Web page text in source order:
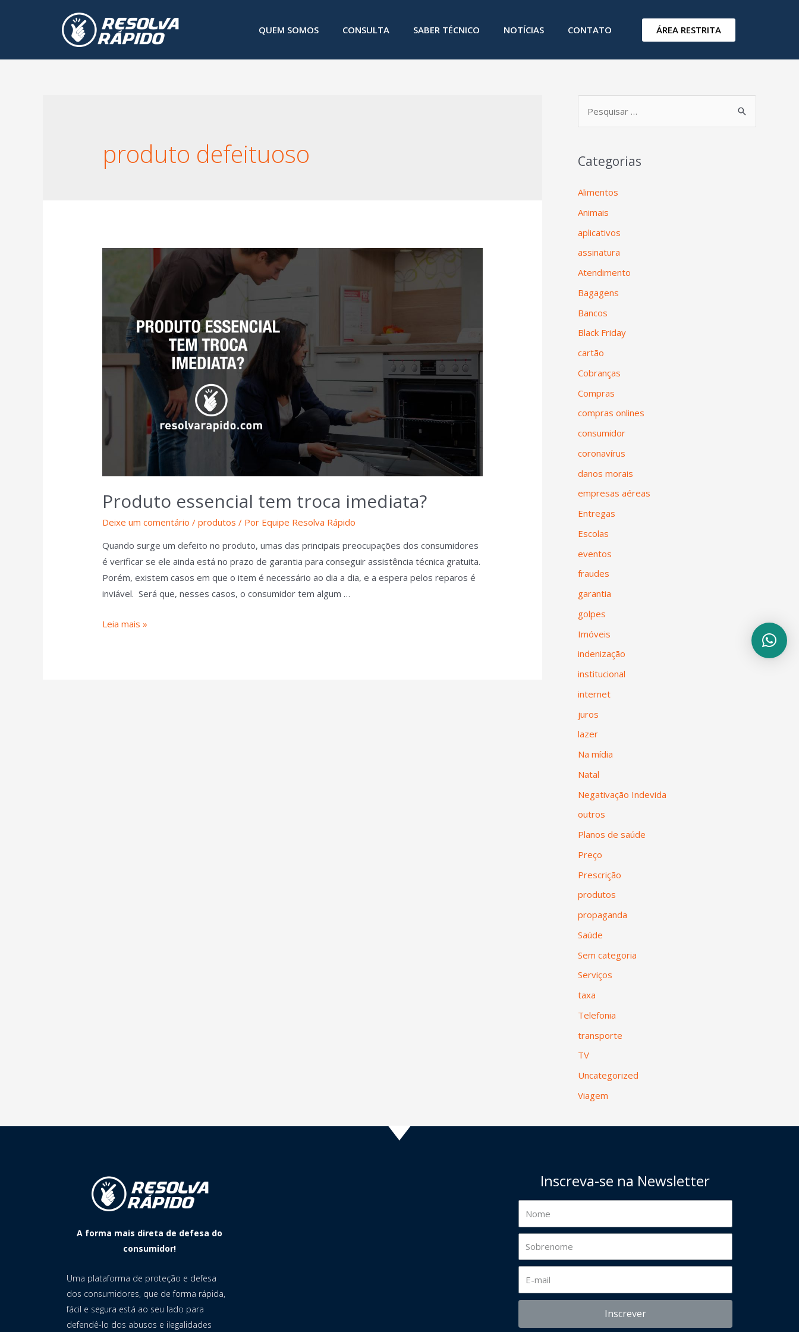
QUEM SOMOS CONSULTA SABER TÉCNICO NOTÍCIAS CONTATO ÁREA RESTRITA
produto defeituoso
Produto essencial tem troca imediata?
Deixe um comentário /produtos / Por Equipe Resolva Rápido
Quando surge um defeito no produto, umas das principais preocupações dos consumidores
é verificar se ele ainda está no prazo de garantia para conseguir assistência técnica gratuita.
Porém, existem casos em que o item é necessário ao dia a dia, e a espera pelos reparos é
inviável. Será que, nesses casos, o consumidor tem algum …
Leia mais »
Categorias
Alimentos
Animais
aplicativos
assinatura
Atendimento
Bagagens
Bancos
Black Friday
cartão
Cobranças
Compras
compras onlines
consumidor
coronavírus
danos morais
empresas aéreas
Entregas
Escolas
eventos
fraudes
garantia
golpes
Imóveis
indenização
institucional
internet
juros
lazer
Na mídia
Natal
Negativação Indevida
outros
Planos de saúde
Preço
Prescrição
produtos
propaganda
Saúde
Sem categoria
Serviços
taxa
Telefonia
transporte
TV
Uncategorized
Viagem
A forma mais direta de defesa do
consumidor!
Uma plataforma de proteção e defesa
dos consumidores, que de forma rápida,
fácil e segura está ao seu lado para
defendê-lo dos abusos e ilegalidades
Inscreva-se na Newsletter
Inscrever